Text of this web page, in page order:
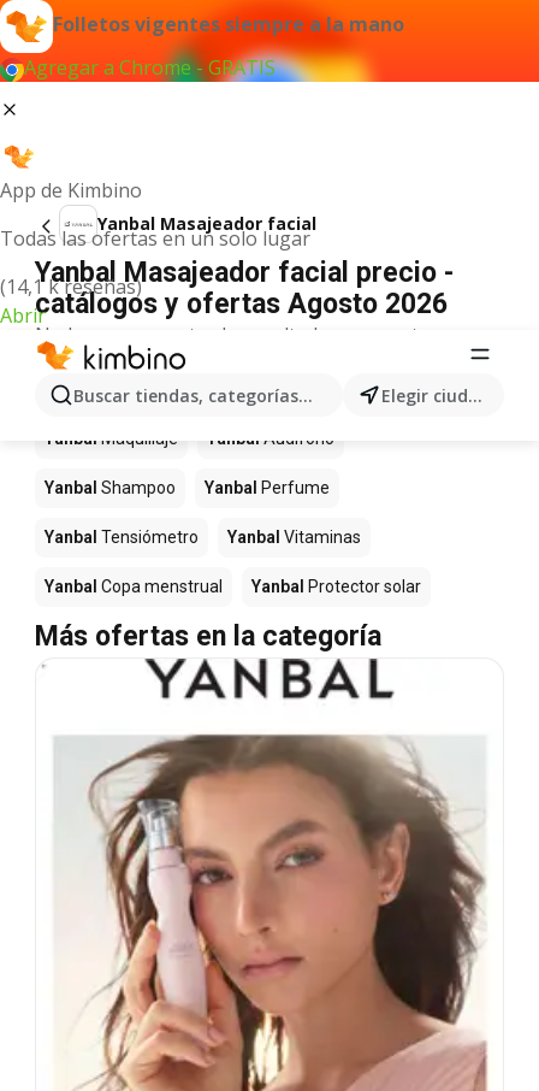
Folletos vigentes siempre a la mano
Agregar a Chrome - GRATIS
App de Kimbino
Todas las ofertas en un solo lugar
(14,1 k reseñas)
Abrir
Buscar tiendas, categorías, productos... Elegir ciudad
Yanbal Masajeador facial
Yanbal Masajeador facial precio -
catálogos y ofertas Agosto 2026
No hemos encontrado resultados para este
término.
Más productos en tiendas Yanbal
Yanbal Maquillaje Yanbal Audifono
Yanbal Shampoo Yanbal Perfume
Yanbal Tensiómetro Yanbal Vitaminas
Yanbal Copa menstrual Yanbal Protector solar
Más ofertas en la categoría